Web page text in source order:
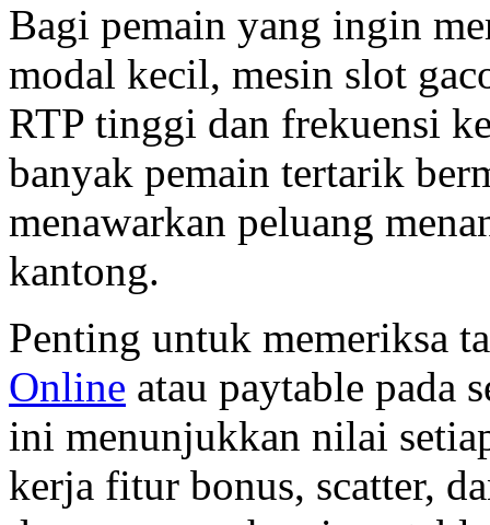
Bagi pemain yang ingin
modal kecil, mesin slot
RTP tinggi dan frekuensi
banyak pemain tertarik
menawarkan peluang
kantong.
Penting untuk memeriksa
Online atau paytable pada
ini menunjukkan nilai
kerja fitur bonus, scatter,